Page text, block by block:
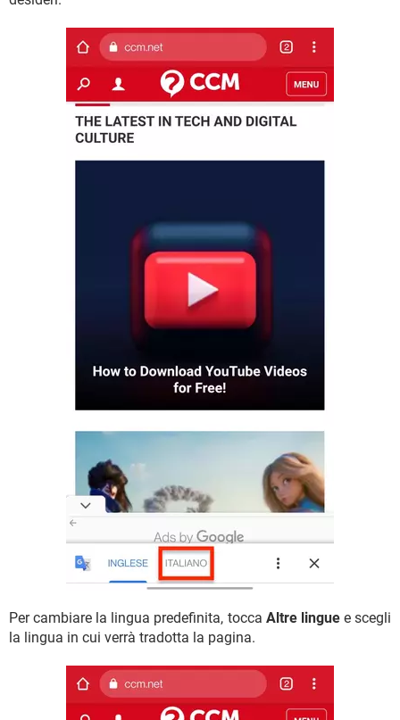
Per cambiare la lingua predefinita, tocca Altre linguee scegli
la lingua in cui verrà tradotta la pagina.